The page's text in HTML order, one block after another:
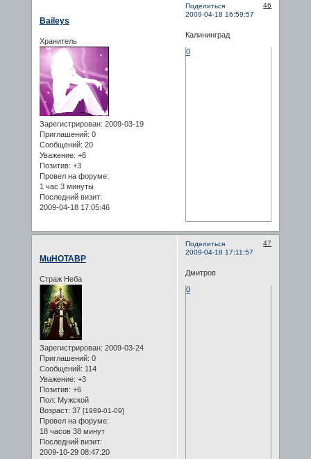
Поделиться
46
2009-04-18 16:59:57
Baileys
Хранитель
Зарегистрирован: 2009-03-19
Приглашений: 0
Сообщений: 20
Уважение: +6
Позитив: +3
Провел на форуме:
1 час 3 минуты
Последний визит:
2009-04-18 17:05:46
Калининград
0
Поделиться
47
2009-04-18 17:11:57
MuHOTABP
Страж Неба
Зарегистрирован: 2009-03-24
Приглашений: 0
Сообщений: 114
Уважение: +3
Позитив: +6
Пол: Мужской
Возраст: 37 [1989-01-09]
Провел на форуме:
18 часов 38 минут
Последний визит:
2009-10-29 08:47:20
Дмитров
0